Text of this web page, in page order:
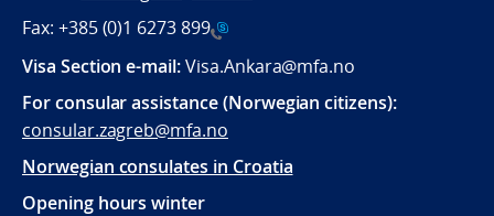
Fax: +385 (0)1 6273 899
Visa Section e-mail:Visa.Ankara@mfa.no
For consular assistance (Norwegian citizens):
consular.zagreb@mfa.no
Norwegian consulates in Croatia
Opening hours winter